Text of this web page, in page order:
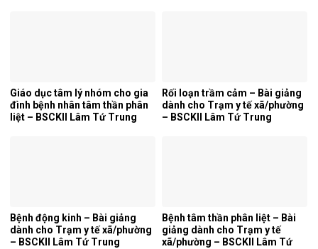
Giáo dục tâm lý nhóm cho gia
đình bệnh nhân tâm thần phân
liệt – BSCKII Lâm Tứ Trung
Rối loạn trầm cảm – Bài giảng
dành cho Trạm y tế xã/phường
– BSCKII Lâm Tứ Trung
Bệnh động kinh – Bài giảng
dành cho Trạm y tế xã/phường
– BSCKII Lâm Tứ Trung
Bệnh tâm thần phân liệt – Bài
giảng dành cho Trạm y tế
xã/phường – BSCKII Lâm Tứ